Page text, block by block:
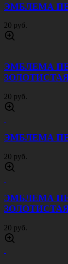
ЭМБЛЕМА
20 руб.
ЭМБЛЕМА
20 руб.
ЭМБЛЕМА
20 руб.
ЭМБЛЕМА
20 руб.